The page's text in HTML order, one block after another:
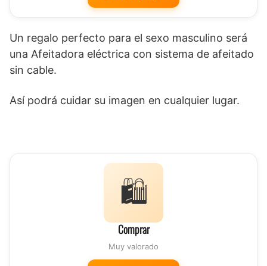
Un regalo perfecto para el sexo masculino será
una Afeitadora eléctrica con sistema de afeitado
sin cable.
Así podrá cuidar su imagen en cualquier lugar.
🛍️
Comprar
Muy valorado